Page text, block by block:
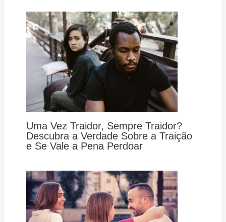
Uma Vez Traidor, Sempre Traidor?
Descubra a Verdade Sobre a Traição
e Se Vale a Pena Perdoar